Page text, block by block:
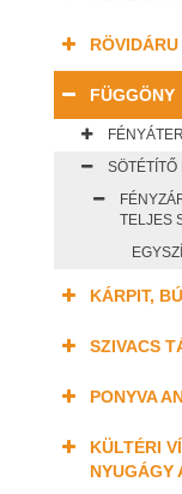
RÖVIDÁRU
FÜGGÖNY
SÖTÉTÍTŐ
TELJES
KÁRPIT,
SZIVACS
PONYVA
KÜLTÉRI
NYUGÁGY